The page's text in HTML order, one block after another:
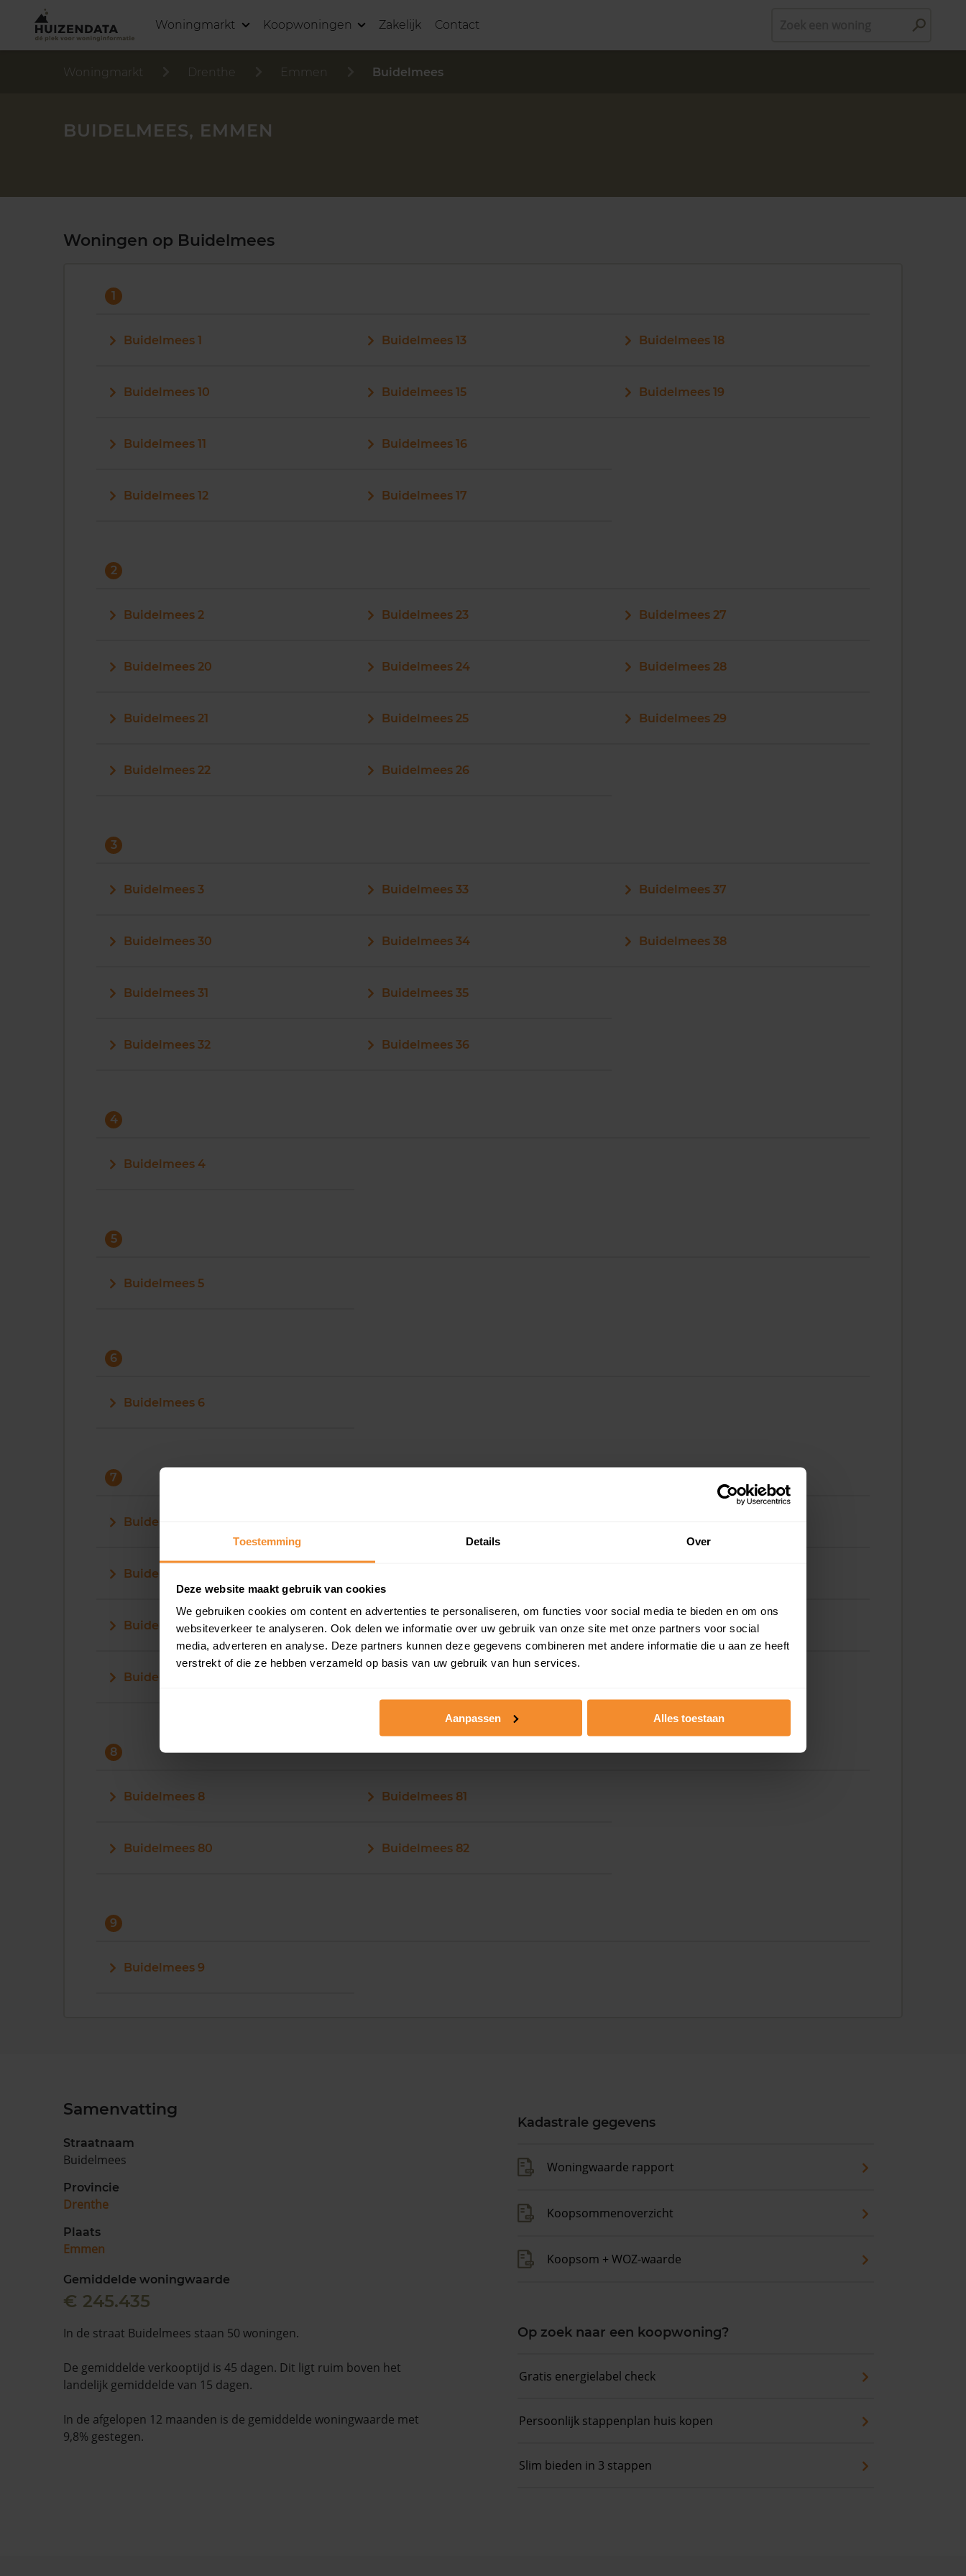
Toestemming Details Over
Deze website maakt gebruik van cookies
We gebruiken cookies om content en advertenties te personaliseren, om functies voor social media te bieden en om ons
websiteverkeer te analyseren. Ook delen we informatie over uw gebruik van onze site met onze partners voor social
media, adverteren en analyse. Deze partners kunnen deze gegevens combineren met andere informatie die u aan ze heeft
verstrekt of die ze hebben verzameld op basis van uw gebruik van hun services.
Aanpassen Alles toestaan
Woningmarkt Koopwoningen Zakelijk Contact
Woningmarkt Drenthe Emmen Buidelmees
BUIDELMEES, EMMEN
Woningen op Buidelmees
1
Buidelmees 1
Buidelmees 10
Buidelmees 11
Buidelmees 12
Buidelmees 13
Buidelmees 15
Buidelmees 16
Buidelmees 17
Buidelmees 18
Buidelmees 19
2
Buidelmees 2
Buidelmees 20
Buidelmees 21
Buidelmees 22
Buidelmees 23
Buidelmees 24
Buidelmees 25
Buidelmees 26
Buidelmees 27
Buidelmees 28
Buidelmees 29
3
Buidelmees 3
Buidelmees 30
Buidelmees 31
Buidelmees 32
Buidelmees 33
Buidelmees 34
Buidelmees 35
Buidelmees 36
Buidelmees 37
Buidelmees 38
4
Buidelmees 4
5
Buidelmees 5
6
Buidelmees 6
7
Buidelmees 7
Buidelmees 70
Buidelmees 71
Buidelmees 72
Buidelmees 75 Buidelmees 79
8
Buidelmees 8
Buidelmees 80
Buidelmees 81
Buidelmees 82
9
Buidelmees 9
Samenvatting
Straatnaam
Buidelmees
Provincie
Drenthe
Plaats
Emmen
Gemiddelde woningwaarde
€ 245.435
In de straat Buidelmees staan 50 woningen.
De gemiddelde verkooptijd is 45 dagen. Dit ligt ruim boven het
landelijk gemiddelde van 15 dagen.
In de afgelopen 12 maanden is de gemiddelde woningwaarde met
9,8% gestegen.
Kadastrale gegevens
Woningwaarde rapport
Koopsommenoverzicht
Koopsom + WOZ-waarde
Op zoek naar een koopwoning?
Gratis energielabel check
Persoonlijk stappenplan huis kopen
Slim bieden in 3 stappen